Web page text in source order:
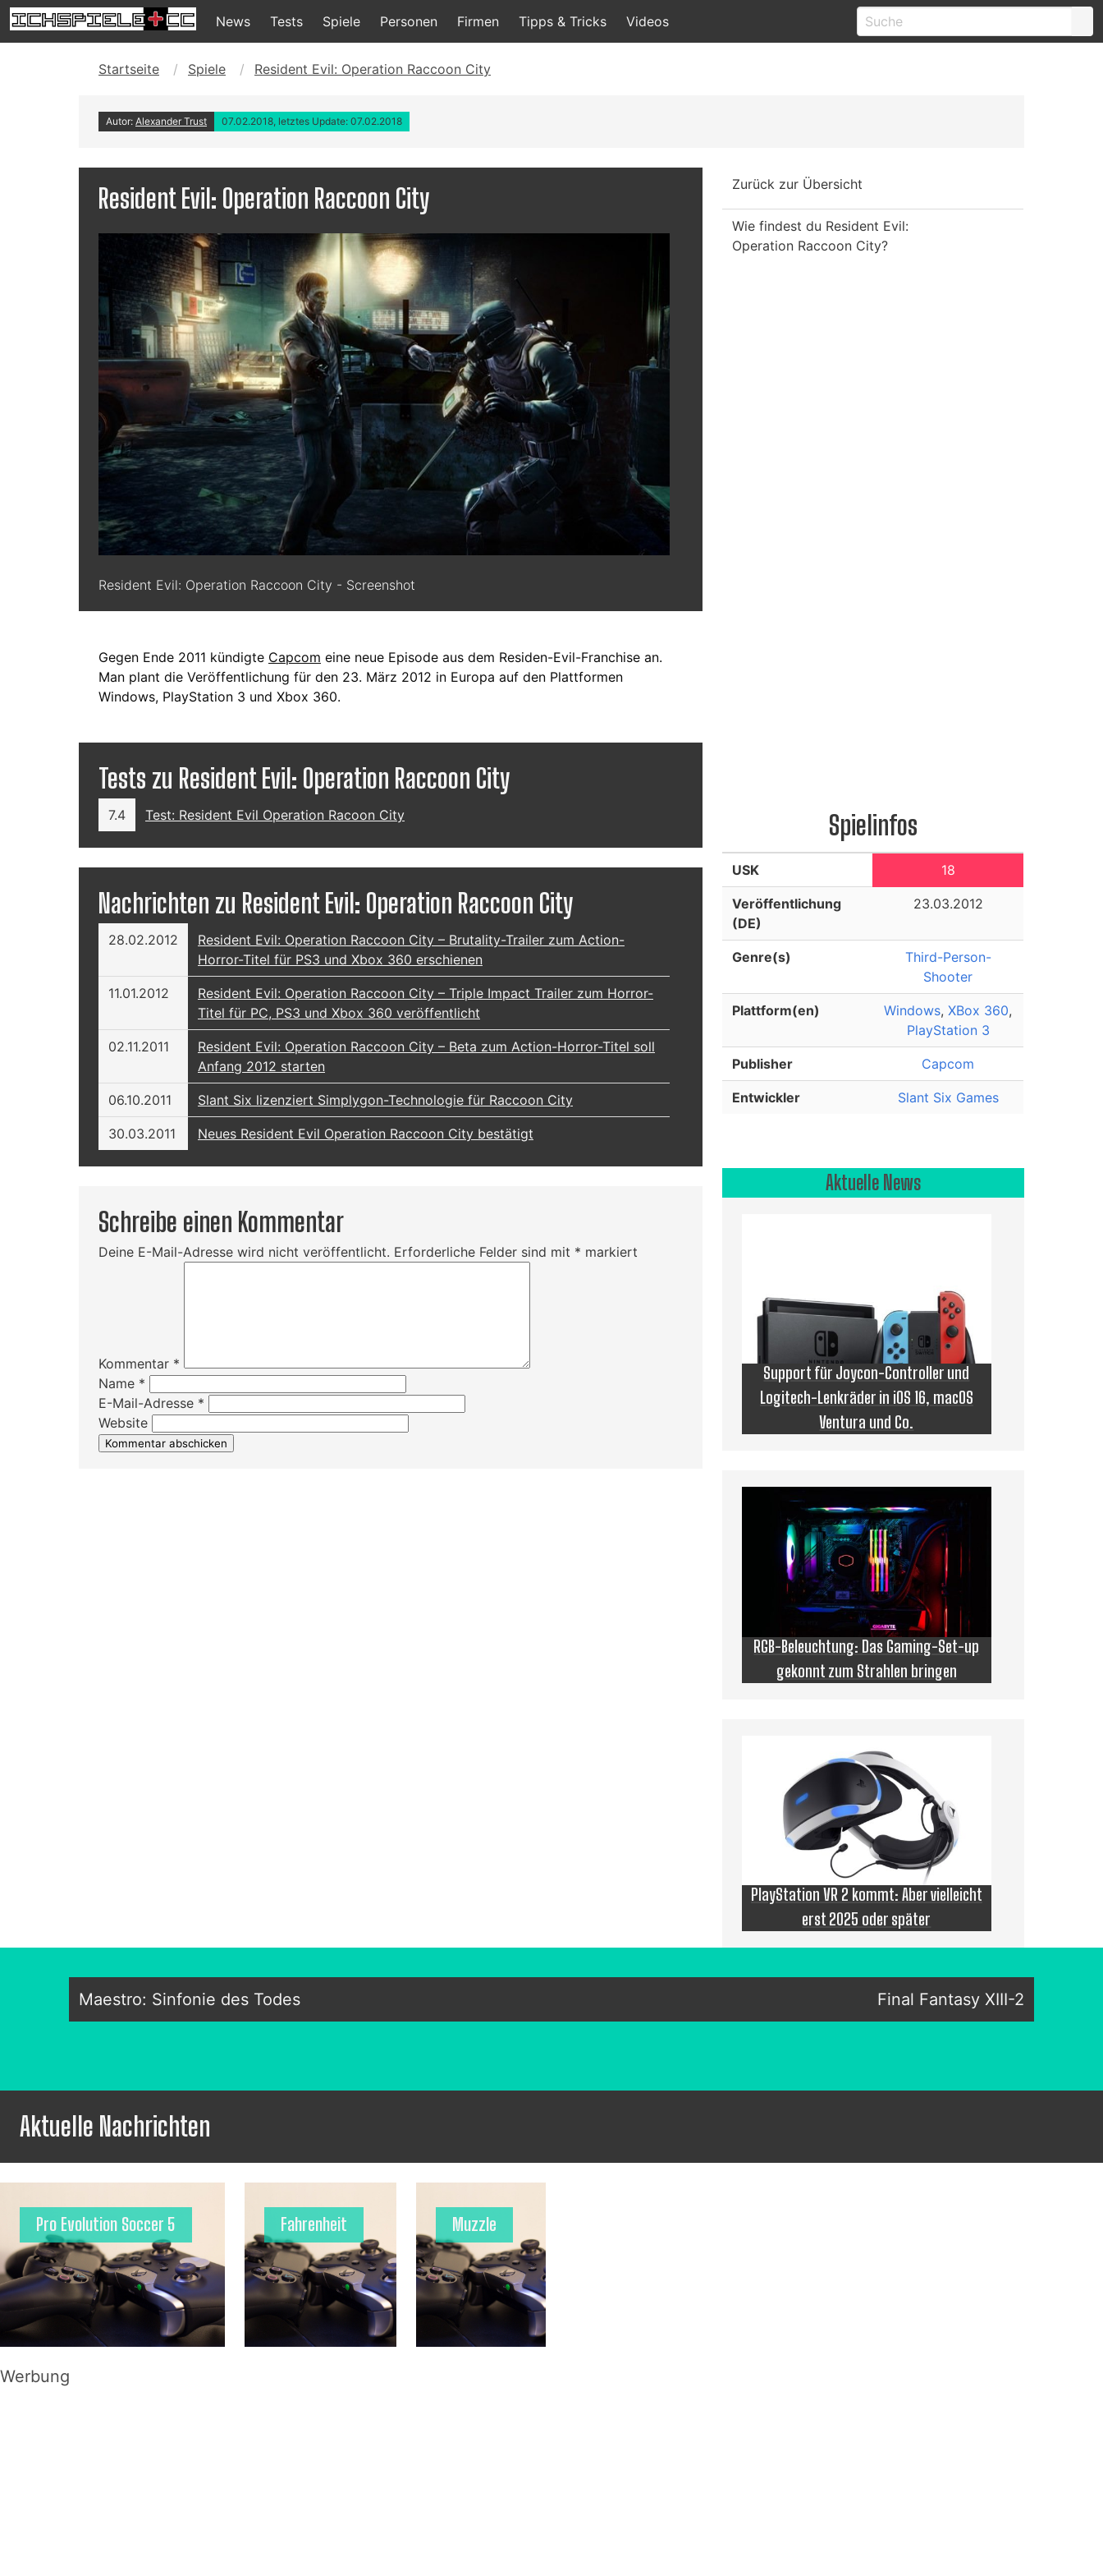
News Tests Spiele Personen Firmen Tipps & Tricks Videos
Startseite Spiele Resident Evil: Operation Raccoon City
Autor: Alexander Trust 07.02.2018, letztes Update: 07.02.2018
Resident Evil: Operation Raccoon City
Resident Evil: Operation Raccoon City - Screenshot
Gegen Ende 2011 kündigte Capcom eine neue Episode aus dem Residen-Evil-Franchise an.
Man plant die Veröffentlichung für den 23. März 2012 in Europa auf den Plattformen
Windows, PlayStation 3 und Xbox 360.
Tests zu Resident Evil: Operation Raccoon City
7.4 Test: Resident Evil Operation Racoon City
Nachrichten zu Resident Evil: Operation Raccoon City
28.02.2012
Resident Evil: Operation Raccoon City – Brutality-Trailer zum Action-
Horror-Titel für PS3 und Xbox 360 erschienen
11.01.2012
Resident Evil: Operation Raccoon City – Triple Impact Trailer zum Horror-
Titel für PC, PS3 und Xbox 360 veröffentlicht
02.11.2011
Resident Evil: Operation Raccoon City – Beta zum Action-Horror-Titel soll
Anfang 2012 starten
06.10.2011 Slant Six lizenziert Simplygon-Technologie für Raccoon City
30.03.2011 Neues Resident Evil Operation Raccoon City bestätigt
Schreibe einen Kommentar
Deine E-Mail-Adresse wird nicht veröffentlicht. Erforderliche Felder sind mit * markiert
Kommentar *
Name *
E-Mail-Adresse *
Website
Zurück zur Übersicht
Wie findest du Resident Evil:
Operation Raccoon City?
Spielinfos
USK 18
Veröffentlichung
(DE)
23.03.2012
Genre(s)
Third-Person-
Shooter
Plattform(en) Windows, XBox 360,
PlayStation 3
Publisher Capcom
Entwickler Slant Six Games
Aktuelle News
Support für Joycon-Controller und
Logitech-Lenkräder in iOS 16, macOS
Ventura und Co.
RGB-Beleuchtung: Das Gaming-Set-up
gekonnt zum Strahlen bringen
PlayStation VR 2 kommt: Aber vielleicht
erst 2025 oder später
Maestro: Sinfonie des Todes Final Fantasy XIII-2
Aktuelle Nachrichten
Pro Evolution Soccer 5 Fahrenheit Muzzle
Werbung